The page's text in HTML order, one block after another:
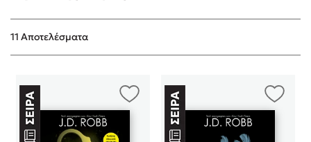
Κώστας Κρομμύδας
Το λιμάνι μου είσαι εσύ
11 Αποτελέσματα